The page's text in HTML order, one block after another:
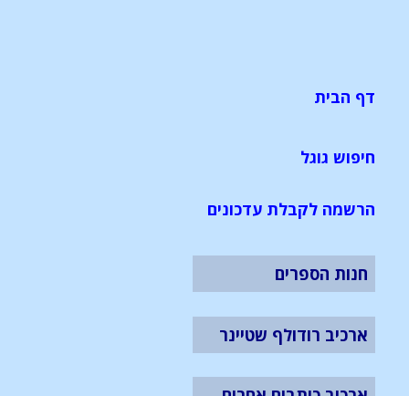
דף הבית
חיפוש גוגל
הרשמה לקבלת עדכונים
חנות הספרים
ארכיב רודולף שטיינר